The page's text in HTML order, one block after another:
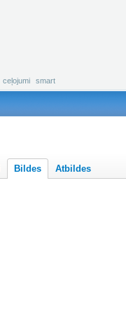
ceļojumi smart
Bildes Atbildes